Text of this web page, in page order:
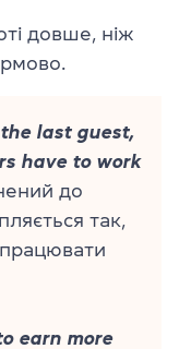
довше, ніж
last guest,
have to work
до
так,
earn more